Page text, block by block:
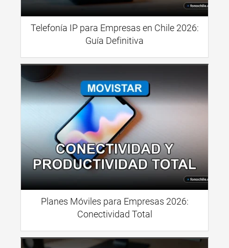
Telefonía IP para Empresas en Chile 2026:
Guía Definitiva
Planes Móviles para Empresas 2026:
Conectividad Total